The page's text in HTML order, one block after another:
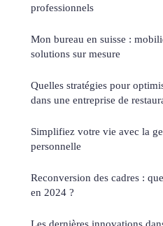
professionnels
Mon bureau en suisse :
solutions sur mesure
Quelles stratégies pour
dans une entreprise de
Simplifiez votre vie avec la
personnelle
Reconversion des cadres :
en 2024 ?